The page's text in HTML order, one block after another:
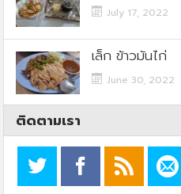
July 17, 2022
เล็ก ข้าวมันไก่
June 30, 2022
ติดตามเรา